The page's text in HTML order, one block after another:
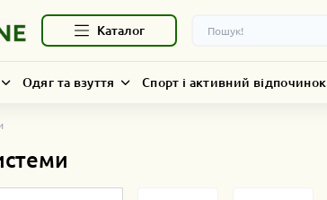
Каталог
Одяг та взуття Спорт і активний відпочинок